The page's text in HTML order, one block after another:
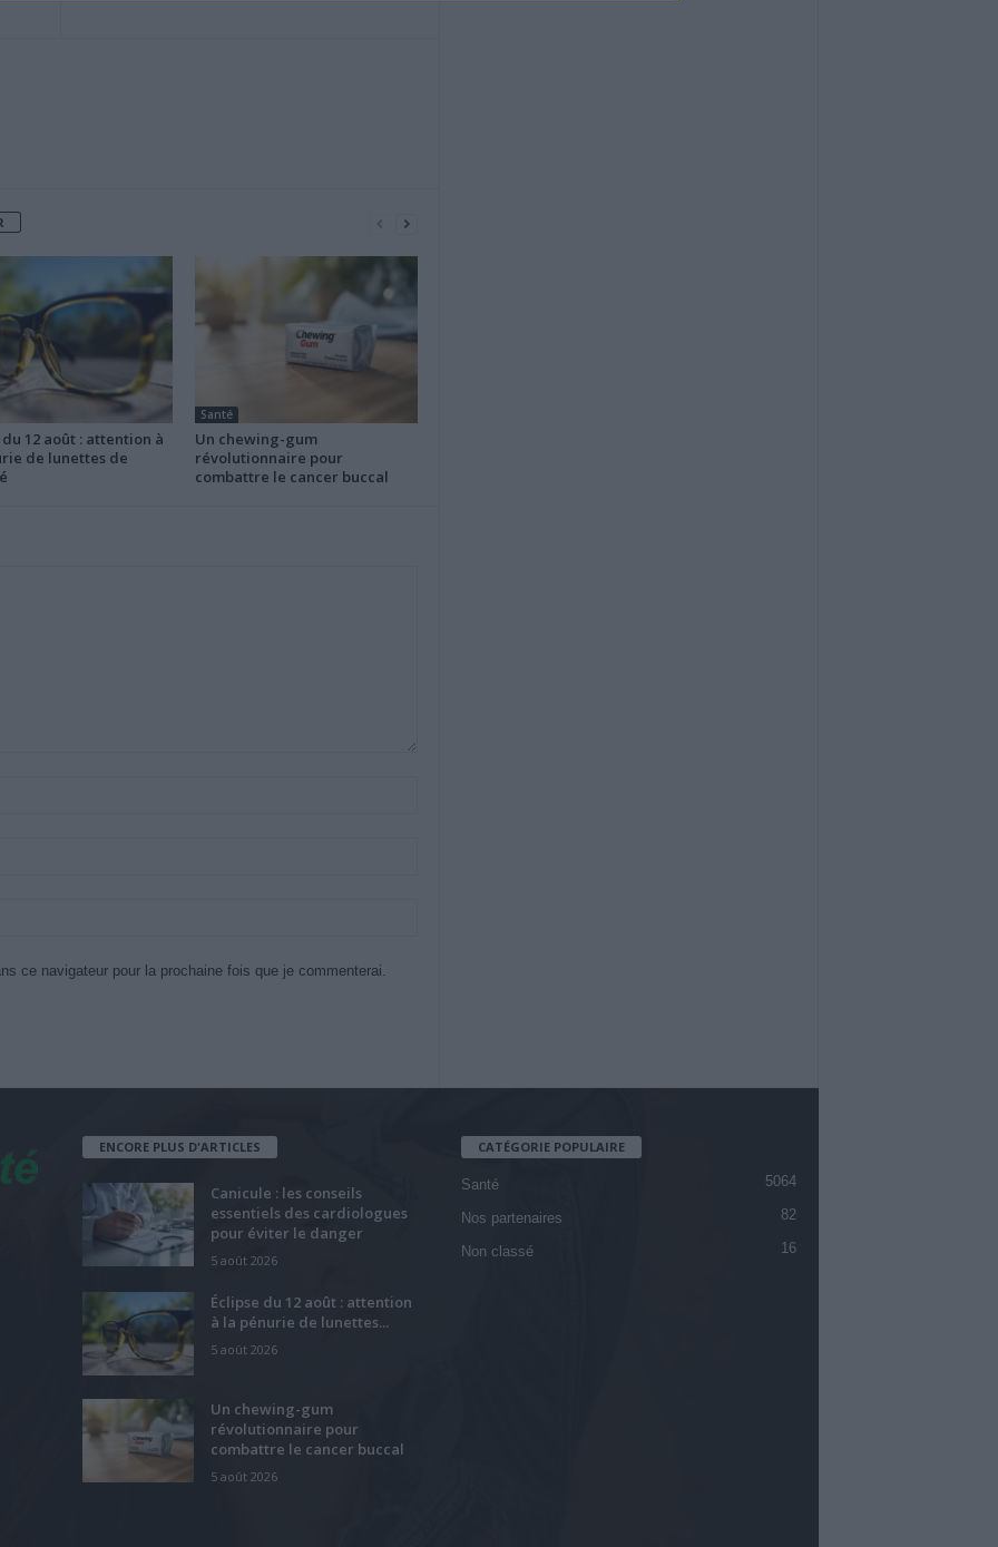
du 12 août : attention à
de lunettes de
Santé
Un chewing-gum
révolutionnaire pour
combattre le cancer buccal
ce navigateur pour la prochaine fois que je commenterai.
ENCORE PLUS D'ARTICLES
Canicule : les conseils
essentiels des cardiologues
pour éviter le danger
5 août 2026
Éclipse du 12 août : attention
à la pénurie de lunettes...
5 août 2026
Un chewing-gum
révolutionnaire pour
combattre le cancer buccal
5 août 2026
CATÉGORIE POPULAIRE
Santé 5064
Nos partenaires 82
Non classé 16